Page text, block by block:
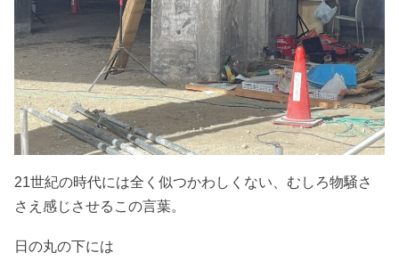
21世紀の時代には全く似つかわしくない、むしろ物騒さ
さえ感じさせるこの言葉。
日の丸の下には